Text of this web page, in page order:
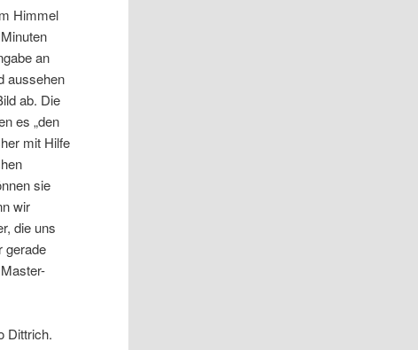
Himmel
an
aussehen
ab. Die
es „den
mit Hilfe
sie
wir
die uns
gerade
Dittrich.